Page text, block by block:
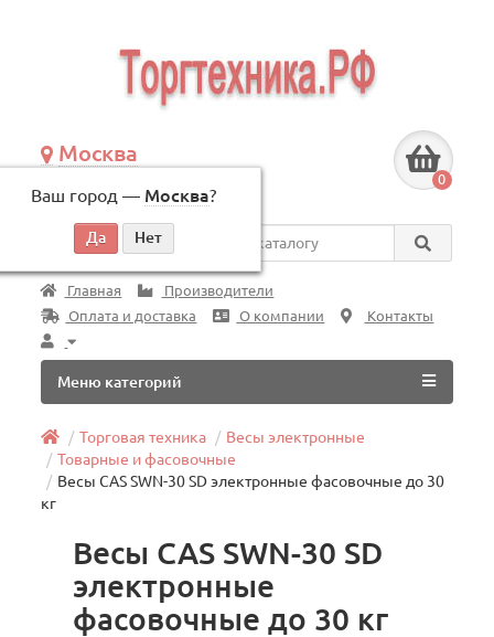
Москва
Ваш город — Москва?
по будням, с 09:00 до 18:00
0
Везде
Главная
Производители
Оплата и доставка
О компании Контакты
Меню категорий
Торговая техника
Весы электронные
Товарные и фасовочные
Весы CAS SWN-30 SD электронные фасовочные до 30
кг
Весы CAS SWN-30 SD
электронные
фасовочные до 30 кг